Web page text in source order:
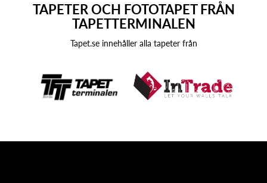
TAPETER OCH FOTOTAPET FRÅN
TAPETTERMINALEN
Tapet.se innehåller alla tapeter från